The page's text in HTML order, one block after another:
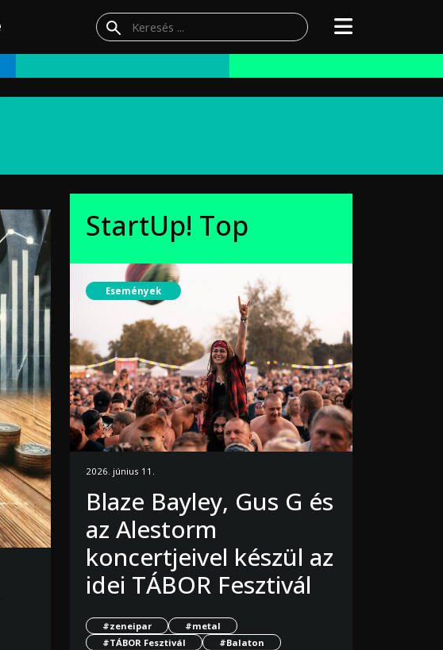
StartUp! Top
Események
2026. június 11.
Blaze Bayley, Gus G és
az Alestorm
koncertjeivel készül az
idei TÁBOR Fesztivál
#zeneipar
#metal
#TÁBOR Fesztivál
#Balaton